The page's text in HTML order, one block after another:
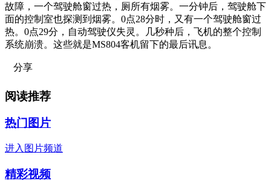
故障，一个驾驶舱窗过热，厕所有烟雾。一分钟后，驾驶舱下
面的控制室也探测到烟雾。0点28分时，又有一个驾驶舱窗过
热。0点29分，自动驾驶仪失灵。几秒种后，飞机的整个控制
系统崩溃。这些就是MS804客机留下的最后讯息。
分享
阅读推荐
热门图片
进入图片频道
精彩视频